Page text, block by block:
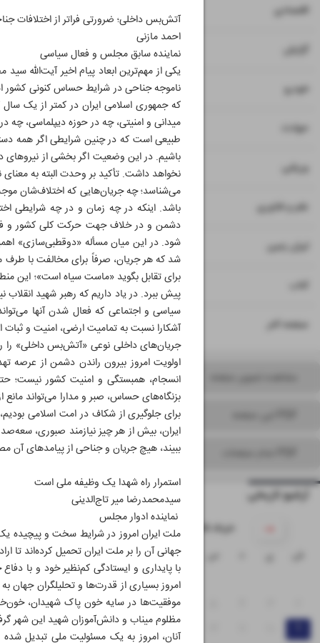
آتش‌بس داخلی؛ ضرورتی فراتر از اختلافات
احمد مازنی
نماینده سابق مجلس و فعال سیاسی
یکی از مهم‌ترین ابعاد پیام اخیر آیت‌الله
ناموجه جناحی در شرایط حساس کنونی کشور
که جمهوری اسلامی ایران در کمتر از یک
میدانی و امنیتی، چه در حوزه دیپلماسی، چه
طبیعی است که در چنین شرایطی اگر همه
باشیم. در این وضعیت اگر بخشی از
نخواهد داشت. تأکید بر وحدت البته به
می‌شناسد؛ چه جریان‌هایی که اختلاف‌شان
باشد. اینکه در چه زمان و در چه شرایطی
دشمن و در خلاف جهت حرکت کلی کشور و
شود. در این میان مسأله «دوقطبی‌سازی»
شد که هر جریان، صرفاً برای مخالفت با
برای تقابل بگوید «ماست سیاه است»؛ این
پیش ببرد. در یاد داریم که رهبر شهید
سیاسی و اجتماعی که فعال شدن آنها
آشکارا نسبت به تمامیت ارضی، امنیت و
جریان‌های داخلی نوعی «آتش‌بس داخلی» را
اولویت امروز بیرون راندن دشمن از عرصه
انسجام، همبستگی و امنیت کشور نیست؛
بزنگاه‌های حساس، صبر و مدارا می‌تواند
برای جلوگیری از شکاف در امت اسلامی
ایران، بیش از هر چیز نیازمند صبوری،
ببیند، هیچ جریان و جناحی از پیامدهای آن
استمرار راه شهدا یک وظیفه ملی است
سیدمحمدرضا میر تاج‌الدینی
نماینده ادوار مجلس
ملت ایران امروز در شرایط سخت و پیچیده
جهانی آن را بر ملت ایران تحمیل کرده‌اند تا
با پایداری و ایستادگی کم‌نظیر خود و با
امروز بسیاری از قدرت‌ها و تحلیلگران جهان
موفقیت‌ها در سایه خون پاک شهیدان،
مظلوم میناب و دانش‌آموزان شهید این شهر
اقتصادی ۷
گزارش ۹
خودرو ۱۰
حوادث ۱۱
ورزشی ۱۲
علم و فناوری ۱۳
ایران زمین ۱۴
کتاب ۱۵
صفحه آخر ۱۶
آرشیو تاریخی
۱۴۰۵ خرداد
پ ج
۱
۷
۸
۱۳ ۱۴
۱۵